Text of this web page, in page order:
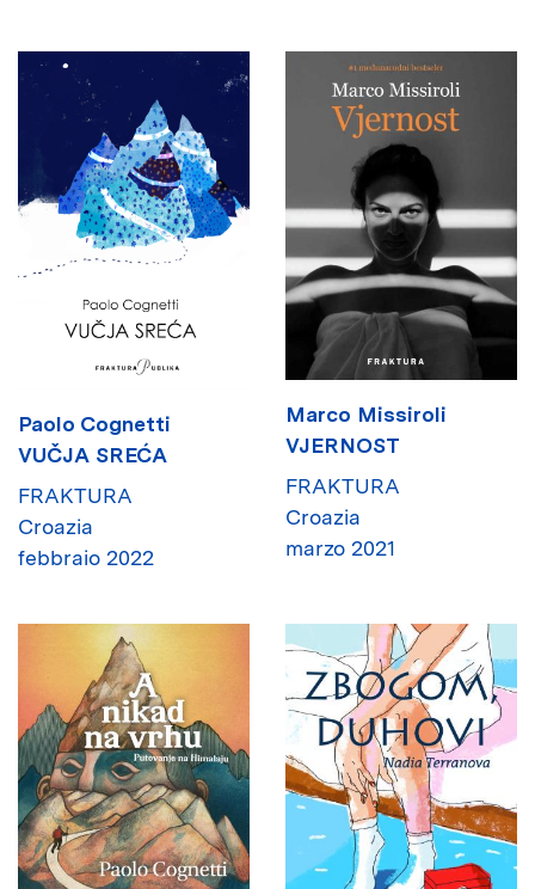
Paolo Cognetti
VUČJA SREĆA
FRAKTURA
Croazia
febbraio 2022
Marco Missiroli
VJERNOST
FRAKTURA
Croazia
marzo 2021